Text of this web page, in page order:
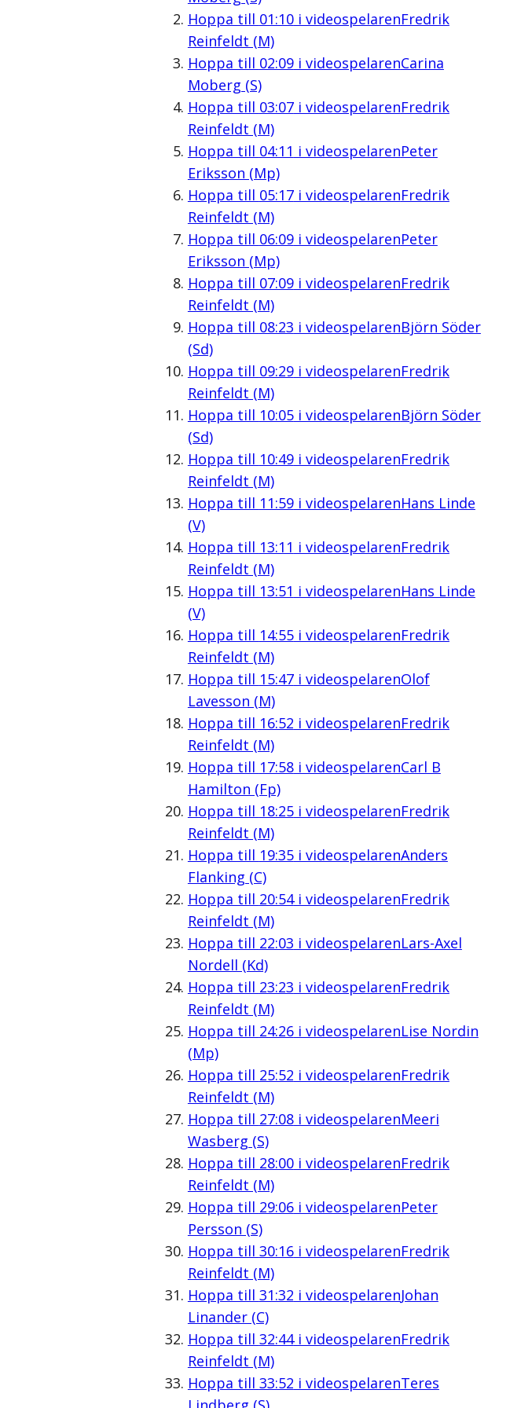
Hoppa till 01:10i videospelarenFredrik
Reinfeldt (M)
Hoppa till 02:09i videospelarenCarina
Moberg (S)
Hoppa till 03:07i videospelarenFredrik
Reinfeldt (M)
Hoppa till 04:11 i videospelarenPeter
Eriksson (Mp)
Hoppa till 05:17i videospelarenFredrik
Reinfeldt (M)
Hoppa till 06:09i videospelarenPeter
Eriksson (Mp)
Hoppa till 07:09i videospelarenFredrik
Reinfeldt (M)
Hoppa till 08:23 i videospelarenBjörn Söder
(Sd)
Hoppa till 09:29i videospelarenFredrik
Reinfeldt (M)
Hoppa till 10:05i videospelarenBjörn Söder
(Sd)
Hoppa till 10:49i videospelarenFredrik
Reinfeldt (M)
Hoppa till 11:59i videospelarenHans Linde
(V)
Hoppa till 13:11 i videospelarenFredrik
Reinfeldt (M)
Hoppa till 13:51 i videospelarenHans Linde
(V)
Hoppa till 14:55i videospelarenFredrik
Reinfeldt (M)
Hoppa till 15:47i videospelarenOlof
Lavesson (M)
Hoppa till 16:52 i videospelarenFredrik
Reinfeldt (M)
Hoppa till 17:58i videospelarenCarl B
Hamilton (Fp)
Hoppa till 18:25i videospelarenFredrik
Reinfeldt (M)
Hoppa till 19:35i videospelarenAnders
Flanking (C)
Hoppa till 20:54i videospelarenFredrik
Reinfeldt (M)
Hoppa till 22:03 i videospelarenLars-Axel
Nordell (Kd)
Hoppa till 23:23 i videospelarenFredrik
Reinfeldt (M)
Hoppa till 24:26i videospelarenLise Nordin
(Mp)
Hoppa till 25:52 i videospelarenFredrik
Reinfeldt (M)
Hoppa till 27:08i videospelarenMeeri
Wasberg (S)
Hoppa till 28:00i videospelarenFredrik
Reinfeldt (M)
Hoppa till 29:06i videospelarenPeter
Persson (S)
Hoppa till 30:16i videospelarenFredrik
Reinfeldt (M)
Hoppa till 31:32 i videospelarenJohan
Linander (C)
Hoppa till 32:44i videospelarenFredrik
Reinfeldt (M)
Hoppa till 33:52 i videospelarenTeres